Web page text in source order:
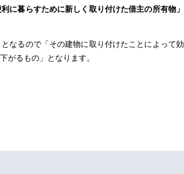
利に暮らすために新しく取り付けた借主の所有物」
なるので「その建物に取り付けたことによって効
がるもの」となります。